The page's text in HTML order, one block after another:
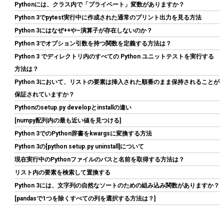
(5456329) GBP 191.44 (2026-08-09 04:05 GMT +09:00 時点 -詳細
はこちら)
シリコンパワー SSD 512GB 3D NAND M.2 2280 PCIe3.0×4
NVMe1.3 P34A60シリーズ 5年保証 SP512GBP34A60M28
(5432745) GBP 76.87 (2026-08-09 04:05 GMT +09:00 時点 -
こちら)
Pythonには、クラス内で「プライベート」変数がありますか？
Python 3でpytest実行中に作成された通常のプリント出力を見る方法
Python 3にはなぜ++や–演算子が存在しないのか？
Python 3でオプション引数を持つ関数を定義する方法は？
Python 3 でディレクトリ内のすべての Python ユニットテストを実行する
方法は？
Python 3において、リストの要素は挿入された順番のまま保持されることが
保証されていますか？
Pythonのsetup.py developとinstallの違い
[numpy配列内の最も近い値を見つける]
Python 3でのPython辞書をkwargsに変換する方法
Python 3の[python setup.py uninstall]について
現在実行中のPythonファイルのパスと名前を取得する方法は？
リスト内の要素を検索して置換する
Python 3には、文字列の自然なソートのための組み込み関数がありますか？
[pandasで1つを除くすべての列を選択する方法は？]